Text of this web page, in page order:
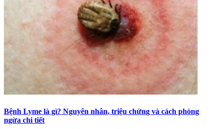
Bệnh Lyme là gì? Nguyên nhân, triệu chứng và cách phòng
ngừa chi tiết